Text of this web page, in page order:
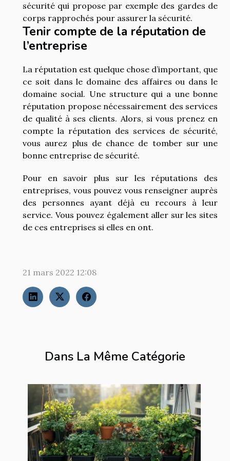
Dans La Même Catégorie
sécurité qui propose par exemple des gardes de
corps rapprochés pour assurer la sécurité.
Tenir compte de la réputation de
l’entreprise
La réputation est quelque chose d’important, que
ce soit dans le domaine des affaires ou dans le
domaine social. Une structure qui a une bonne
réputation propose nécessairement des services
de qualité à ses clients. Alors, si vous prenez en
compte la réputation des services de sécurité,
vous aurez plus de chance de tomber sur une
bonne entreprise de sécurité.
Pour en savoir plus sur les réputations des
entreprises, vous pouvez vous renseigner auprès
des personnes ayant déjà eu recours à leur
service. Vous pouvez également aller sur les sites
de ces entreprises si elles en ont.
21 mars 2022 12:08